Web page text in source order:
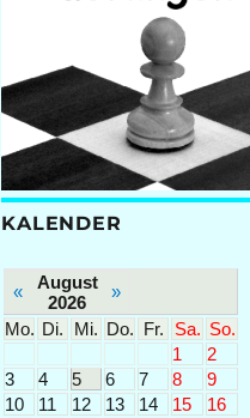
KALENDER
«
August
2026
»
Mo. Di. Mi. Do. Fr. Sa. So.
1
2
3
4 5 6 7 8
9
10
11 12 13 14 15
16